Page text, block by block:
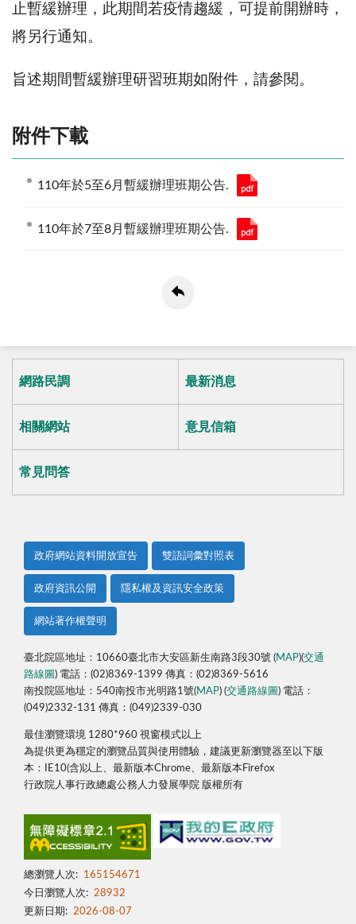
止暫緩辦理，此期間若疫情趨緩，可提前開辦時，
將另行通知。
旨述期間暫緩辦理研習班期如附件，請參閱。
附件下載
110年於5至6月暫緩辦理班期公告.
110年於7至8月暫緩辦理班期公告.
網路民調 最新消息
相關網站 意見信箱
常見問答
政府網站資料開放宣告 雙語詞彙對照表
政府資訊公開 隱私權及資訊安全政策
網站著作權聲明
臺北院區地址：10660臺北市大安區新生南路3段30號 (MAP)(交通
路線圖 ) 電話：(02)8369-1399 傳真：(02)8369-5616
南投院區地址：540南投市光明路1號(MAP) (交通路線圖 ) 電話：
(049)2332-131 傳真：(049)2339-030
最佳瀏覽環境 1280*960 視窗模式以上
為提供更為穩定的瀏覽品質與使用體驗，建議更新瀏覽器至以下版
本：IE10(含)以上、最新版本Chrome、最新版本Firefox
行政院人事行政總處公務人力發展學院 版權所有
總瀏覽人次:
165154671
今日瀏覽人次: 28932
更新日期: 2026-08-07